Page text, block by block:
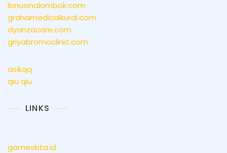
ibnusinalombok.com
grahamedicalkurdi.com
dyanzacare.com
griyabromoclinic.com
asikqq
qiu qiu
LINKS
gameskita.id